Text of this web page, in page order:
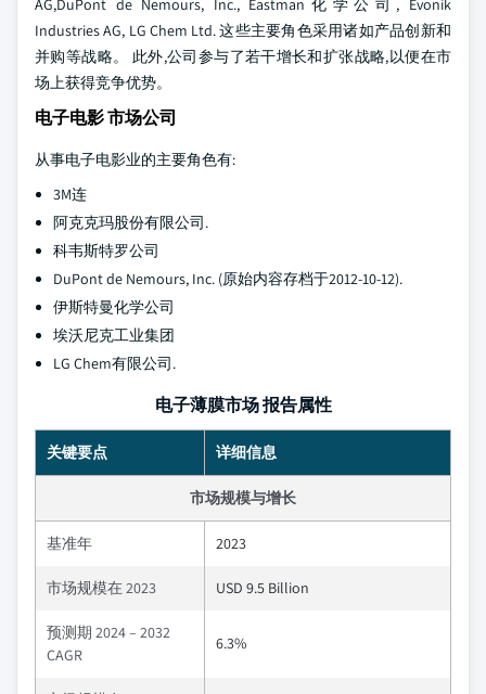
AG,DuPont de Nemours, Inc., Eastman化学公司, Evonik
Industries AG, LG Chem Ltd. 这些主要角色采用诸如产品创新和
并购等战略。 此外,公司参与了若干增长和扩张战略,以便在市
场上获得竞争优势。
电子电影 市场公司
从事电子电影业的主要角色有:
3M连
阿克克玛股份有限公司.
科韦斯特罗公司
DuPont de Nemours, Inc. (原始内容存档于2012-10-12).
伊斯特曼化学公司
埃沃尼克工业集团
LG Chem有限公司.
电子薄膜市场 报告属性
关键要点 详细信息
市场规模与增长
基准年 2023
市场规模在 2023 USD 9.5 Billion
预测期 2024 – 2032
CAGR
6.3%